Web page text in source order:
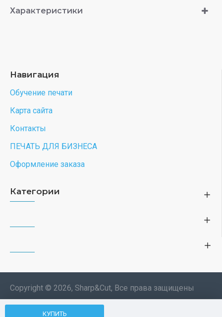
КУПИТЬ
Характеристики
Навигация
Обучение печати
Карта сайта
Контакты
ПЕЧАТЬ ДЛЯ БИЗНЕСА
Оформление заказа
Категории
Copyright © 2026, Sharp&Cut, Все права защищены
Типография. 🖨️ Печать всех